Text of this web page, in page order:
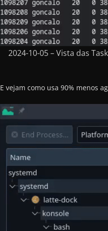
2024-10-05 – Vista das
E vejam como usa 90% menos